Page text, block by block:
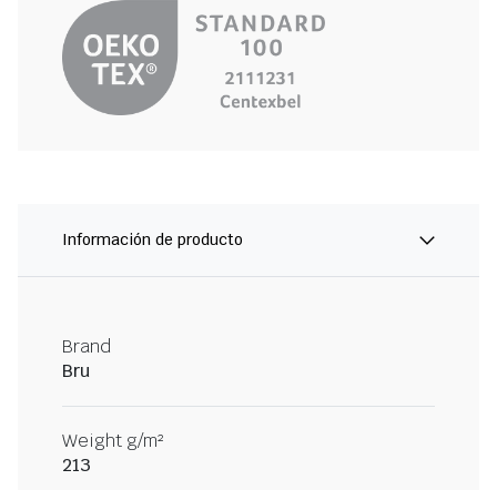
Información de producto
Brand
Bru
Weight g/m²
213